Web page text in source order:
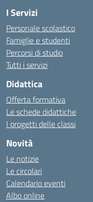
I Servizi
Personale scolastico
Famiglie e studenti
Percorsi di studio
Tutti i servizi
Didattica
Offerta formativa
Le schede didattiche
I progetti delle classi
Novità
Le notizie
Le circolari
Calendario eventi
Albo online